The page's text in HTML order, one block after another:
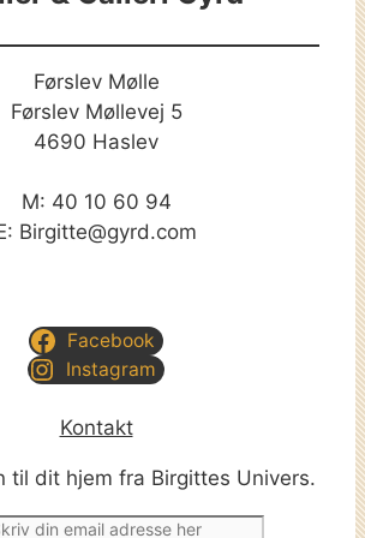
Førslev Mølle
Førslev Møllevej 5
4690 Haslev
M: 40 10 60 94
Birgitte@gyrd.com
Facebook
Instagram
Kontakt
til dit hjem fra Birgittes Univers.